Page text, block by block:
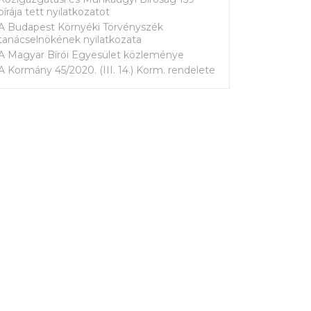
tett nyilatkozatot
Budapest Környéki Törvényszék
nyilatkozata
Magyar Bírói Egyesület közleménye
Kormány 45/2020. (III. 14.) Korm. rendelete